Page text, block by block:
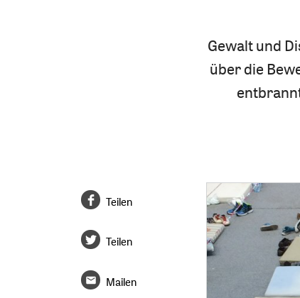
Gewalt und
über die
Teilen
Teilen
Mailen